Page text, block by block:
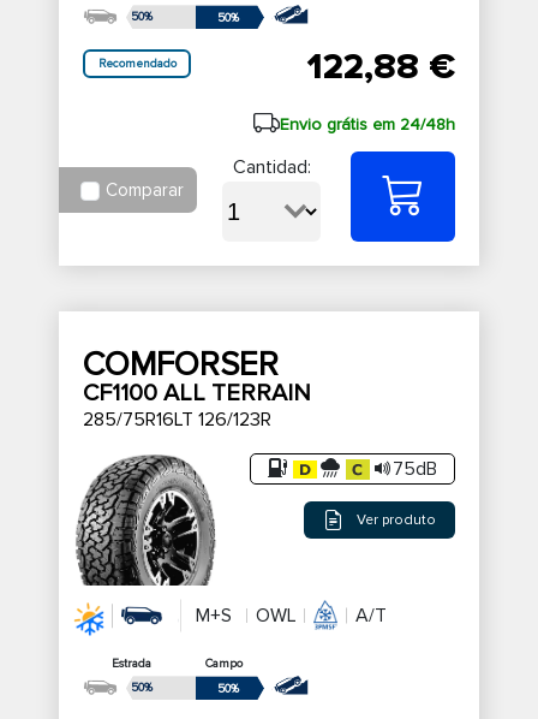
50%
50%
Recomendado 122,88 €
Envio grátis em 24/48h
Comparar
Cantidad:
COMFORSER
CF1100 ALL TERRAIN
285/75R16LT 126/123R
75dB
Ver produto
M+S OWL A/T
Estrada
Campo
50%
50%